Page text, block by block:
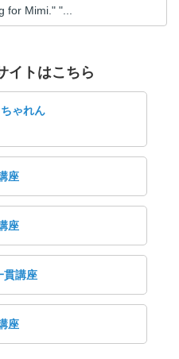
for Mimi." "...
イトはこちら